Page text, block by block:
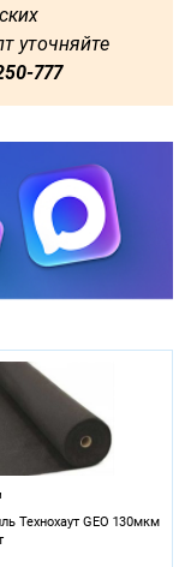
уточняйте
777
Технохаут GEO 130мкм